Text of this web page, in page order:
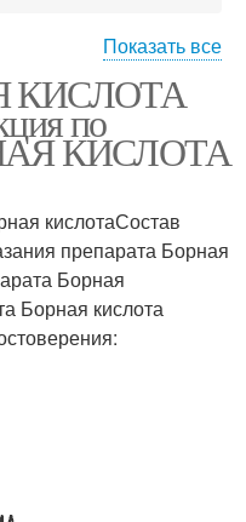
Кислоты в борьбе
Кислота в растворе
Приманки с борной
Показать все
КИСЛОТА
по
КИСЛОТА
кислотаСостав
препарата Борная
Борная
Борная кислота